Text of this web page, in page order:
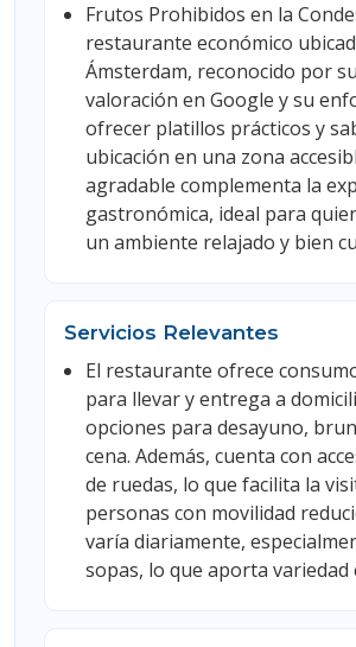
Frutos Prohibidos en la
restaurante económico
Ámsterdam, reconocido por
valoración en Google y su
ofrecer platillos prácticos y
ubicación en una zona
agradable complementa la
gastronómica, ideal para
un ambiente relajado y bien
Servicios Relevantes
El restaurante ofrece
para llevar y entrega a
opciones para desayuno,
cena. Además, cuenta con
de ruedas, lo que facilita la
personas con movilidad
varía diariamente,
sopas, lo que aporta variedad